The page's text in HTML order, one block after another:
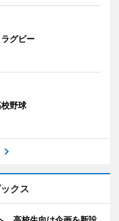
グビー
野球
クス